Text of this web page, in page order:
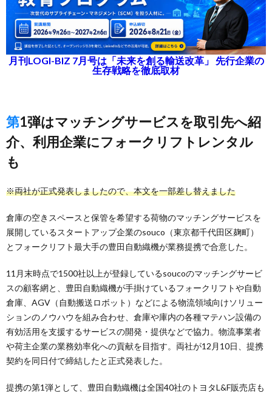
月刊LOGI-BIZ 7月号は「未来を創る輸送改革」 先行企業の
生存戦略を徹底取材
第1弾はマッチングサービスを取引先へ紹
介、利用企業にフォークリフトレンタル
も
※両社が正式発表しましたので、本文を一部差し替えました
倉庫の空きスペースと保管を希望する荷物のマッチングサービスを
展開しているスタートアップ企業のsouco（東京都千代田区麹町）
とフォークリフト最大手の豊田自動織機が業務提携で合意した。
11月末時点で1500社以上が登録しているsoucoのマッチングサービ
スの顧客網と、豊田自動織機が手掛けているフォークリフトや自動
倉庫、AGV（自動搬送ロボット）などによる物流領域向けソリュー
ションのノウハウを組み合わせ、倉庫や庫内の各種マテハン設備の
有効活用を支援するサービスの開発・提供などで協力。物流事業者
や荷主企業の業務効率化への貢献を目指す。両社が12月10日、提携
契約を同日付で締結したと正式発表した。
提携の第1弾として、豊田自動織機は全国40社のトヨタL&F販売店も